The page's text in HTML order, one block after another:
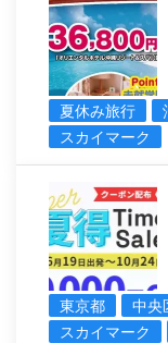
夏休み旅行
スカイマーク
東京都
中央
スカイマーク